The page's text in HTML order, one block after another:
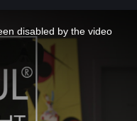
disabled by the video